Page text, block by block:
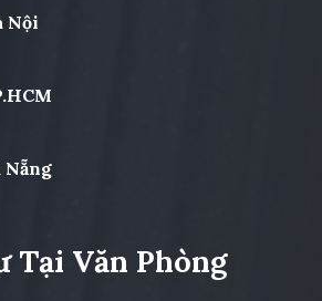
Nội
Nẵng
Tại Văn Phòng